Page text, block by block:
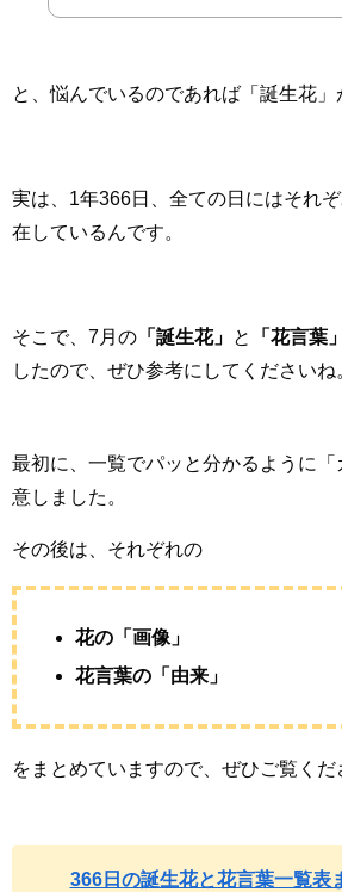
と、悩んでいるのであれば「誕生花
実は、1年366日、全ての日にはそれ
在しているんです。
そこで、7月の 「誕生花」 と 「花言葉」
したので、ぜひ参考にしてくださいね
最初に、一覧でパッと分かるように「
意しました。
その後は、それぞれの
花の「画像」
花言葉の「由来」
をまとめていますので、ぜひご覧くだ
366日の誕生花と花言葉一覧表